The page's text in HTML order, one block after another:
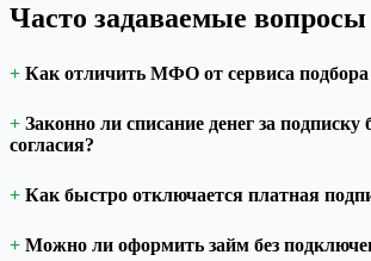
Часто задаваемые вопросы
Как отличить МФО от сервиса подбора
Законно ли списание денег за подписку
согласия?
Как быстро отключается платная
Можно ли оформить займ без